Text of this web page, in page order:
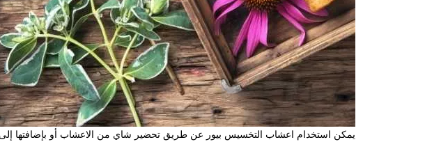
يمكن استخدام اعشاب التخسيس بيور عن طريق تحضير شاي من الاعشاب أو بإضافتها إلى